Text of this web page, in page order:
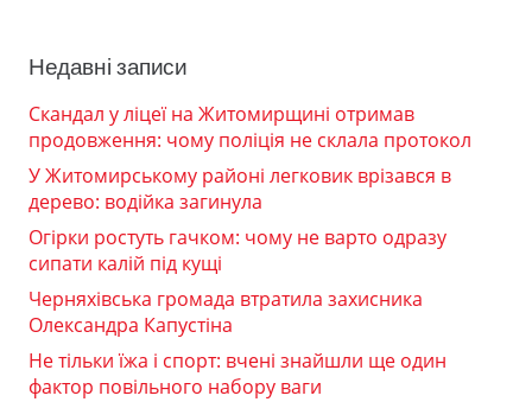
Недавні записи
Скандал у ліцеї на Житомирщині отримав
продовження: чому поліція не склала протокол
У Житомирському районі легковик врізався в
дерево: водійка загинула
Огірки ростуть гачком: чому не варто одразу
сипати калій під кущі
Черняхівська громада втратила захисника
Олександра Капустіна
Не тільки їжа і спорт: вчені знайшли ще один
фактор повільного набору ваги